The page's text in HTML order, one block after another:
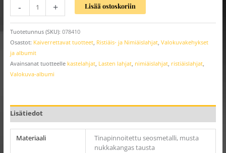
- + Lisää ostoskoriin
Tuotetunnus (SKU): 078410
Osastot: Kaiverrettavat tuotteet, Ristiäis- ja Nimiäislahjat, Valokuvakehykset
ja albumit
Avainsanat tuotteelle kastelahjat, Lasten lahjat, nimiäislahjat, ristiäislahjat,
Valokuva-albumi
Lisätiedot
Materiaali
Tinapinnoitettu seosmetalli, musta
nukkakangas tausta